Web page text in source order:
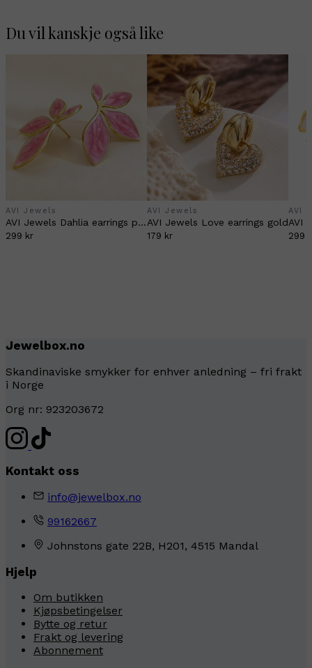
Du vil kanskje også like
AVI Jewels
AVI Jewels Dahlia earrings pink/gold
299 kr
AVI Jewels
AVI Jewels Love earrings gold
179 kr
AVI
299
Jewelbox.no
Skandinaviske smykker for enhver anledning – fri frakt
i Norge
Org nr: 923203672
Kontakt oss
info@jewelbox.no
99162667
Johnstons gate 22B, H201, 4515 Mandal
Hjelp
Om butikken
Kjøpsbetingelser
Bytte og retur
Frakt og levering
Abonnement